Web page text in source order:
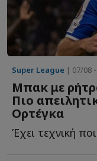
Super League | 07/08
Μπακ με
Πιο
Ορτέγκα